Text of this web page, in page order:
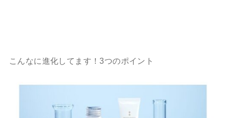
こんなに進化してます！3つのポイント